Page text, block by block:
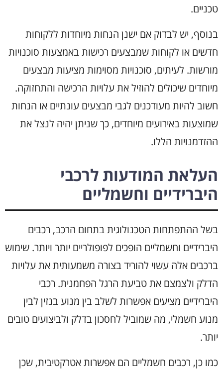
טכניים.
בנוסף, יש לבדוק אם ישנן הנחות מיוחדות ללקוחות
חדשים או לקוחות שמבצעים רכישות באמצעות סוכנויות
מורשות. לעיתים, סוכנויות מסוימות מציעות מבצעים
מיוחדים שיכולים להוזיל את עלויות הרכישה והתחזוקה.
חשוב להיות מעודכנים לגבי מבצעים עונתיים או הנחות
שמוצעות באירועים מיוחדים, כך שניתן יהיה לנצל את
ההזדמנויות הללו.
העלאת המודעות לרכבי
היברידיים וחשמליים
בשל ההתפתחות הטכנולוגית בתחום הרכב, רכבים
היברידיים וחשמליים הופכים לפופולריים יותר ויותר. שימוש
ברכבים אלה עשוי להוריד בצורה משמעותית את עלויות
הדלק ולצמצם את טביעת הרגל הפחמנית. רכבי
היברידיים מציעים אפשרות לשלב בין מנוע בנזין לבין
מנוע חשמלי, מה שמוביל לחסכון בדלק ולביצועים טובים
יותר.
כמו כן, רכבים חשמליים הם אפשרות אטרקטיבית, שכן